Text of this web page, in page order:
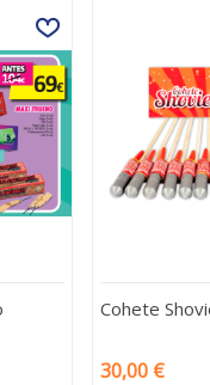
Cohete
30,00 €